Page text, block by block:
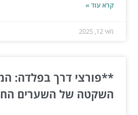
קרא עוד »
מאי 12, 2025
**פורצי דרך בפלדה:
השקטה של השערים